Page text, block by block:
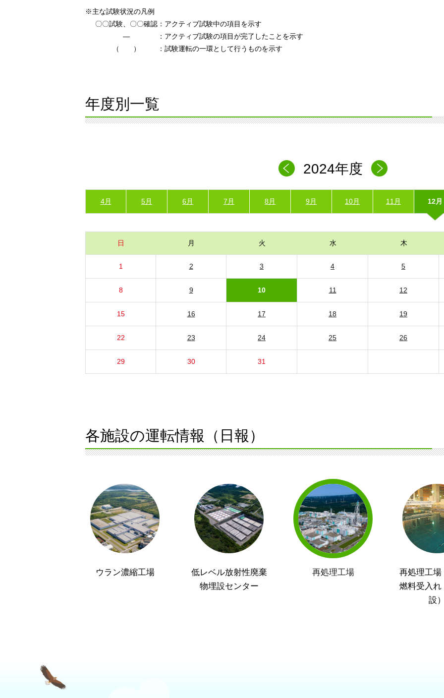
※主な試験状況の凡例
〇〇試験、〇〇確認 ：アクティブ試験中の項目を示す
―
：アクティブ試験の項目が完了したことを示す
（ ）
：試験運転の一環として行うものを示す
年度別一覧
2024年度
4月 5月 6月 7月 8月 9月 10月 11月 12月
日 月 火 水 木
1 2 3 4 5
8 9 10 11 12
15 16 17 18 19
22 23 24 25 26
29 30 31
各施設の運転情報（日報）
ウラン濃縮工場
低レベル放射性廃棄
物埋設センター
再処理工場
再処理工場
燃料受入れ
設